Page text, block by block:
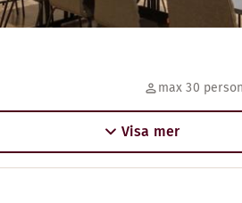
max 30
Visa mer